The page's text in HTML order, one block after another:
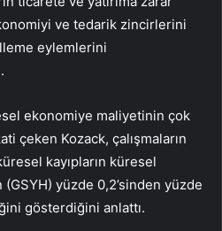
ve tedarik zincirlerini
eylemlerini
ekonomiye maliyetinin çok
çeken Kozack, çalışmaların
kayıpların küresel
(GSYH) yüzde 0,2’sinden yüzde
gösterdiğini anlattı.